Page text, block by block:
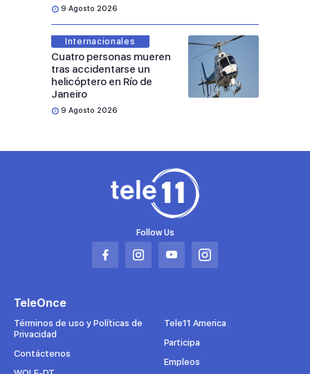
9 Agosto 2026
Internacionales
Cuatro personas mueren
tras accidentarse un
helicóptero en Río de
Janeiro
9 Agosto 2026
Follow Us
Abrir
pestaña
Abrir
pestaña
Abrir
pestaña
Abrir
pestaña
TeleOnce
Términos de uso y Políticas de
Privacidad
Contáctenos
Tele11 America
Participa
Empleos